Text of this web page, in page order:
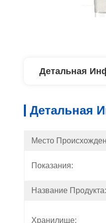
Детальная
Детальная
Место
Показания:
Название Продукта:
Хранилище: